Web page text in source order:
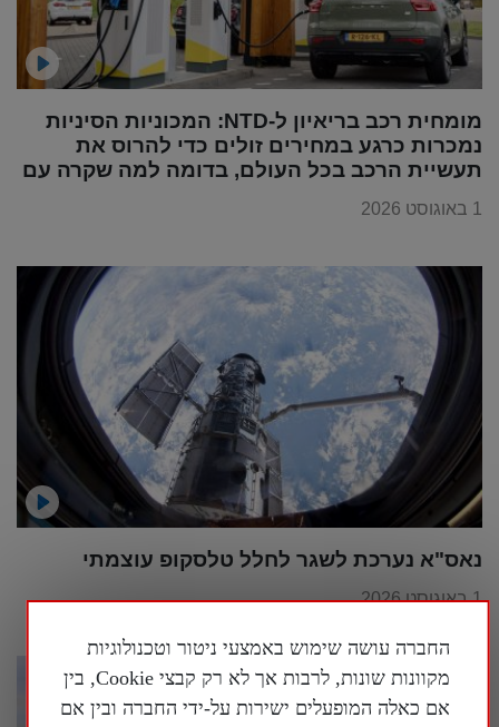
מומחית רכב בריאיון ל-NTD: המכוניות הסיניות
נמכרות כרגע במחירים זולים כדי להרוס את
תעשיית הרכב בכל העולם, בדומה למה שקרה עם
1 באוגוסט 2026
נאס"א נערכת לשגר לחלל טלסקופ עוצמתי
1 באוגוסט 2026
החברה עושה שימוש באמצעי ניטור וטכנולוגיות
מקוונות שונות, לרבות אך לא רק קבצי Cookie, בין
אם כאלה המופעלים ישירות על-ידי החברה ובין אם